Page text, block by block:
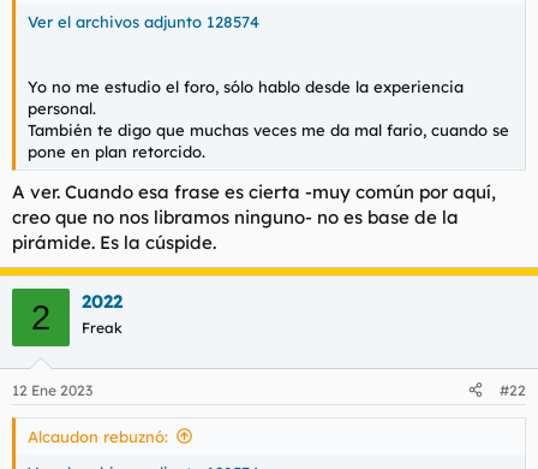
Ver el archivos adjunto 128574
Yo no me estudio el foro, sólo hablo desde la experiencia
personal.
También te digo que muchas veces me da mal fario, cuando se
pone en plan retorcido.
A ver. Cuando esa frase es cierta -muy común por aquí,
creo que no nos libramos ninguno- no es base de la
pirámide. Es la cúspide.
2 2022
Freak
12 Ene 2023 #22
Alcaudon rebuznó: